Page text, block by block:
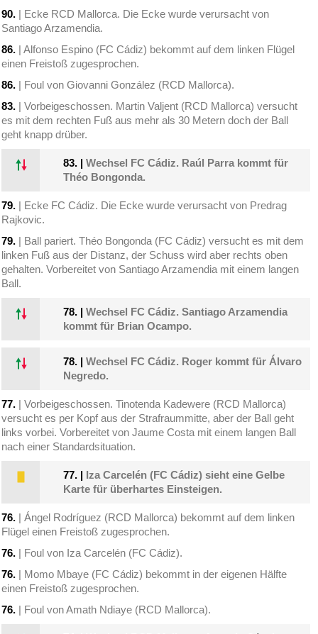
90. | Ecke RCD Mallorca. Die Ecke wurde verursacht von
Santiago Arzamendia.
86. | Alfonso Espino (FC Cádiz) bekommt auf dem linken Flügel
einen Freistoß zugesprochen.
86. | Foul von Giovanni González (RCD Mallorca).
83. | Vorbeigeschossen. Martin Valjent (RCD Mallorca) versucht
es mit dem rechten Fuß aus mehr als 30 Metern doch der Ball
geht knapp drüber.
83. |Wechsel FC Cádiz. Raúl Parra kommt für
Théo Bongonda.
79. | Ecke FC Cádiz. Die Ecke wurde verursacht von Predrag
Rajkovic.
79. | Ball pariert. Théo Bongonda (FC Cádiz) versucht es mit dem
linken Fuß aus der Distanz, der Schuss wird aber rechts oben
gehalten. Vorbereitet von Santiago Arzamendia mit einem langen
Ball.
78. |Wechsel FC Cádiz. Santiago Arzamendia
kommt für Brian Ocampo.
78. |Wechsel FC Cádiz. Roger kommt für Álvaro
Negredo.
77. | Vorbeigeschossen. Tinotenda Kadewere (RCD Mallorca)
versucht es per Kopf aus der Strafraummitte, aber der Ball geht
links vorbei. Vorbereitet von Jaume Costa mit einem langen Ball
nach einer Standardsituation.
77. | Iza Carcelén (FC Cádiz) sieht eine Gelbe
Karte für überhartes Einsteigen.
76. | Ángel Rodríguez (RCD Mallorca) bekommt auf dem linken
Flügel einen Freistoß zugesprochen.
76. | Foul von Iza Carcelén (FC Cádiz).
76. | Momo Mbaye (FC Cádiz) bekommt in der eigenen Hälfte
einen Freistoß zugesprochen.
76. | Foul von Amath Ndiaye (RCD Mallorca).